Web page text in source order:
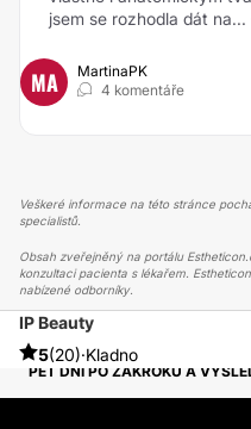
jsem se rozhodla dát na...
MA
MartinaPK
4 komentáře
Veškeré informace na této stránce
specialistů.
Obsah zveřejněný na portálu
konzultaci pacienta s lékařem.
nabízené odborníky.
IP Beauty
5(20)·Kladno
ESTHETICON
PŘÍBĚHY TÝKAJÍCÍ SE
PĚT DNÍ PO ZÁKROKU A